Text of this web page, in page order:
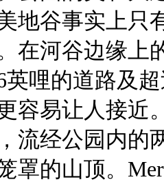
地谷事实上只
在河谷边缘上
英哩的道路及
容易让人接近
流经公园内的
罩的山顶。